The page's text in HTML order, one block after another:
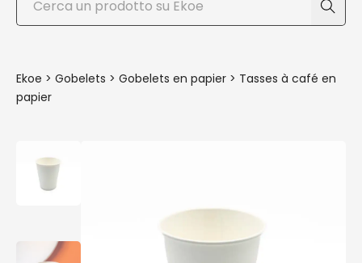
Rechercher
Ekoe > Gobelets > Gobelets en papier > Tasses à café en
papier